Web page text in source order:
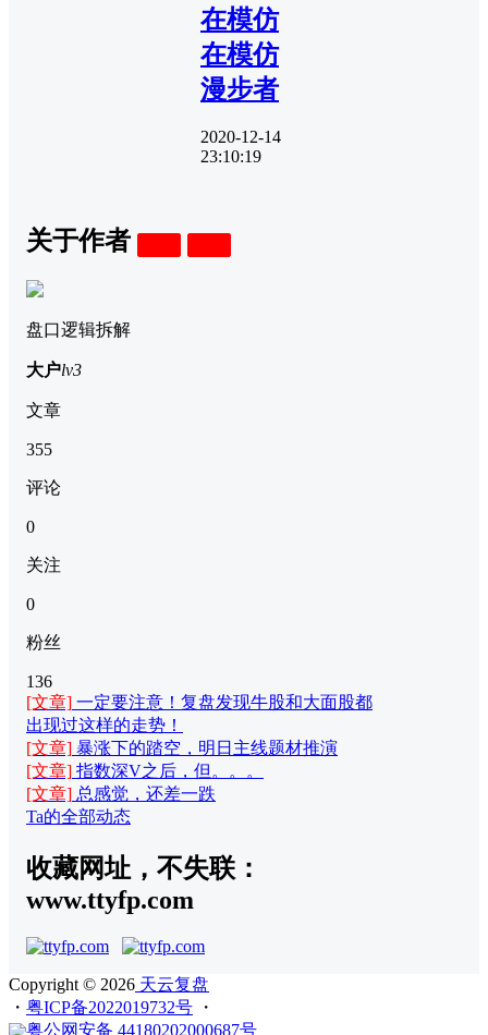
在模仿
在模仿
漫步者
2020-12-14
23:10:19
关于作者
盘口逻辑拆解
大户lv3
文章
355
评论
0
关注
0
粉丝
136
[文章] 一定要注意！复盘发现牛股和大面股都
出现过这样的走势！
[文章] 暴涨下的踏空，明日主线题材推演
[文章] 指数深V之后，但。。。
[文章] 总感觉，还差一跌
Ta的全部动态
收藏网址，不失联：
www.ttyfp.com
Copyright © 2026 天云复盘
・ 粤ICP备2022019732号
・
粤公网安备 44180202000687号